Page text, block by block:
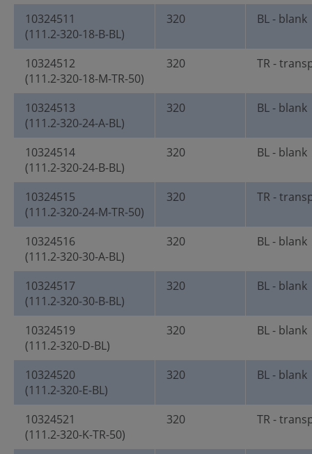
10324511
(111.2-320-18-B-BL)
320 BL - blank
10324512
(111.2-320-18-M-TR-50)
320 TR -
10324513
(111.2-320-24-A-BL)
320 BL - blank
10324514
(111.2-320-24-B-BL)
320 BL - blank
10324515
(111.2-320-24-M-TR-50)
320 TR -
10324516
(111.2-320-30-A-BL)
320 BL - blank
10324517
(111.2-320-30-B-BL)
320 BL - blank
10324519
(111.2-320-D-BL)
320 BL - blank
10324520
(111.2-320-E-BL)
320 BL - blank
10324521
(111.2-320-K-TR-50)
320 TR -